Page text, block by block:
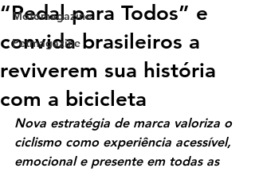
Motomagazine
Petmagazine
“Pedal para Todos” e
convida brasileiros a
reviverem sua história
com a bicicleta
Nova estratégia de marca valoriza o
ciclismo como experiência acessível,
emocional e presente em todas as